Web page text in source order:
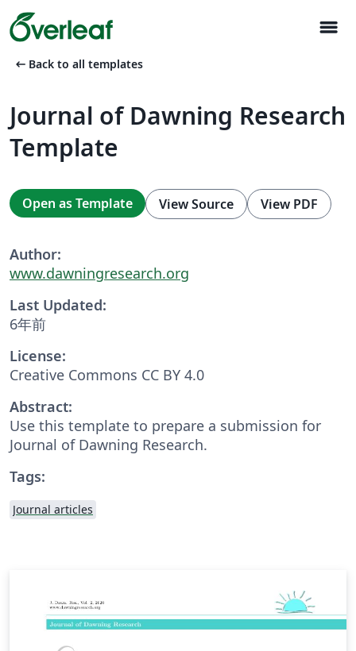
menu
arrow_left_alt Back to all templates
Journal of Dawning Research
Template
Open as Template View Source View PDF
Author:
www.dawningresearch.org
Last Updated:
6年前
License:
Creative Commons CC BY 4.0
Abstract:
Use this template to prepare a submission for
Journal of Dawning Research.
Tags:
Journal articles